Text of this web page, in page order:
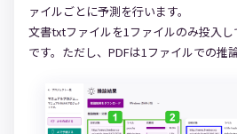
ァイルごとに予測を行います。
文書txtファイルを1ファイルのみ投入
です。ただし、PDFは1ファイルでの推